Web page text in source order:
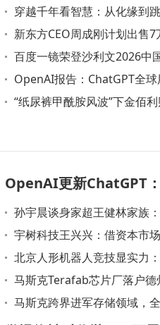
些坑！
穿越千年看智慧：从化缘到
此“潮”前？
新东方CEO周成刚计划出售
百度一镜荣登沙利文2026中
OpenAI报告：ChatGPT全
流，35岁+用户活跃度攀升
“纸尿裤甲酰胺风波”下金佰
OpenAI更新ChatGPT
更准还增推理滑块
孙宇晨谈身家超王健林家族
思聪旧怨
宇树科技王兴兴：借资本市
元产品形态
北京人形机器人竞技显实力
锋芒
马斯克Terafab芯片厂落户
居民反对
马斯克跨界进军存储领域，